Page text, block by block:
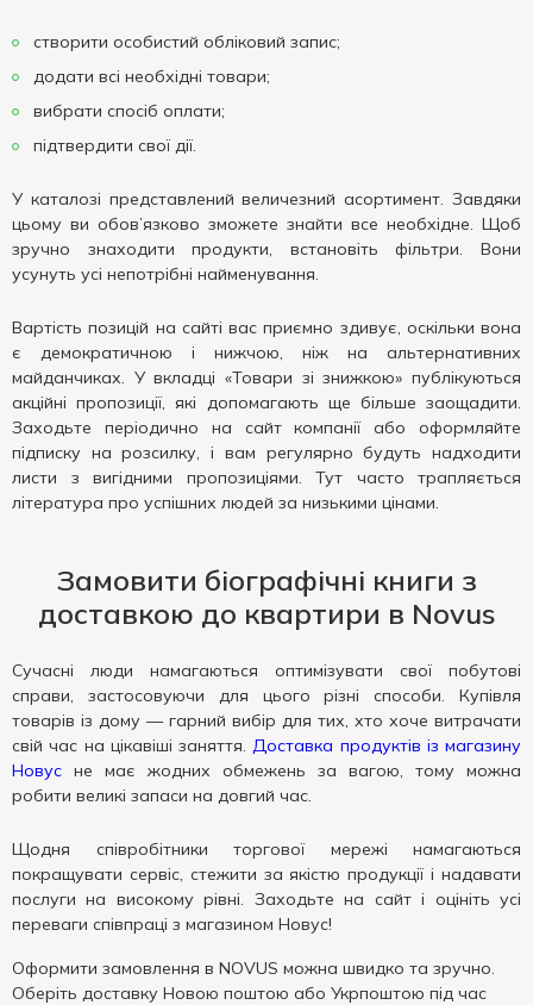
створити особистий обліковий запис;
додати всі необхідні товари;
вибрати спосіб оплати;
підтвердити свої дії.
У каталозі представлений величезний асортимент. Завдяки
цьому ви обов’язково зможете знайти все необхідне. Щоб
зручно знаходити продукти, встановіть фільтри. Вони
усунуть усі непотрібні найменування.
Вартість позицій на сайті вас приємно здивує, оскільки вона
є демократичною і нижчою, ніж на альтернативних
майданчиках. У вкладці «Товари зі знижкою» публікуються
акційні пропозиції, які допомагають ще більше заощадити.
Заходьте періодично на сайт компанії або оформляйте
підписку на розсилку, і вам регулярно будуть надходити
листи з вигідними пропозиціями. Тут часто трапляється
література про успішних людей за низькими цінами.
Замовити біографічні книги з
доставкою до квартири в Novus
Сучасні люди намагаються оптимізувати свої побутові
справи, застосовуючи для цього різні способи. Купівля
товарів із дому — гарний вибір для тих, хто хоче витрачати
свій час на цікавіші заняття.Доставка продуктів із магазину
Новус не має жодних обмежень за вагою, тому можна
робити великі запаси на довгий час.
Щодня співробітники торгової мережі намагаються
покращувати сервіс, стежити за якістю продукції і надавати
послуги на високому рівні. Заходьте на сайт і оцініть усі
переваги співпраці з магазином Новус!
Оформити замовлення в NOVUS можна швидко та зручно.
Оберіть доставку Новою поштою або Укрпоштою під час